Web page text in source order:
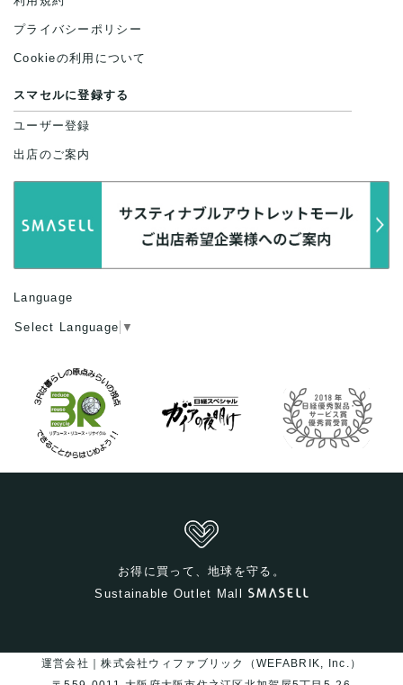
プライバシーポリシー
Cookieの利用について
スマセルに登録する
ユーザー登録
出店のご案内
Language
Select Language ▼
お得に買って、地球を守る。
Sustainable Outlet Mall
運営会社｜株式会社ウィファブリック（WEFABRIK, Inc.）